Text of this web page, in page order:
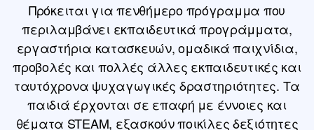
Πρόκειται για πενθήμερο πρόγραμμα που
περιλαμβάνει εκπαιδευτικά προγράμματα,
εργαστήρια κατασκευών, ομαδικά παιχνίδια,
προβολές και πολλές άλλες εκπαιδευτικές και
ταυτόχρονα ψυχαγωγικές δραστηριότητες. Τα
παιδιά έρχονται σε επαφή με έννοιες και
θέματα STEAM, εξασκούν ποικίλες δεξιότητες